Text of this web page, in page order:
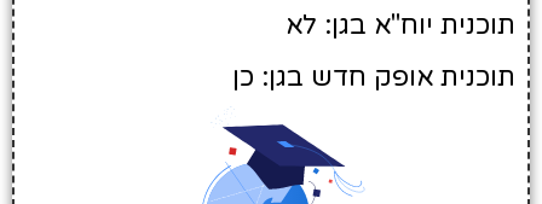
תוכנית יוח"א בגן: לא
תוכנית אופק חדש בגן: כן